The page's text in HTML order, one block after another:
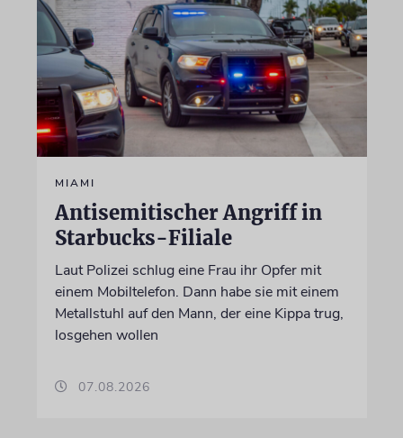
MIAMI
Antisemitischer Angriff in
Starbucks-Filiale
Laut Polizei schlug eine Frau ihr Opfer mit
einem Mobiltelefon. Dann habe sie mit einem
Metallstuhl auf den Mann, der eine Kippa trug,
losgehen wollen
07.08.2026